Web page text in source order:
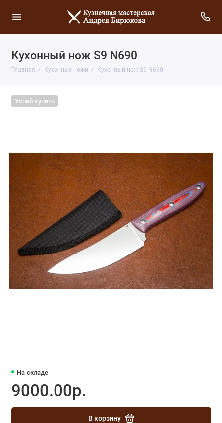
Кухонный нож S9 N690
Главная Кухонные ножи Кухонный нож S9 N690
Успей купить
На складе
9000.00р.
В корзину